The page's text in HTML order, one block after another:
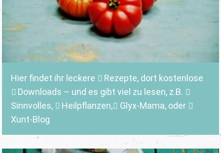
Hier findet ihr leckere Rezepte, dort kostenlose
Downloads – und es gibt viel zu lesen, z.B.
Sinnvolles, Heilpflanzen, Glyx-Mama,oder
Xunt-Blog